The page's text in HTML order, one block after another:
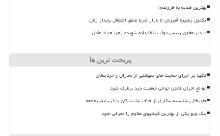
بهترین هدیه به فرزندم!
تکمیل زنجیره آموزش تا بازار شرط تحقق اشتغال پایدار زنان
دیدار معاون رئیس دولت با خانواده شهیده زهرا حداد عادل
پربحث ترین ها
تاکید بر اجرای حمایت های معیشتی از مادران و خردسالان
موانع اجرای قانون جوانی جمعیت باید برطرف شود
جای خالی شایسته سالاری از حذف شایستگان تا فرسایش جامعه
بلک ویو یکی از بهترین گوشیهای مقاوم را معرفی نمود